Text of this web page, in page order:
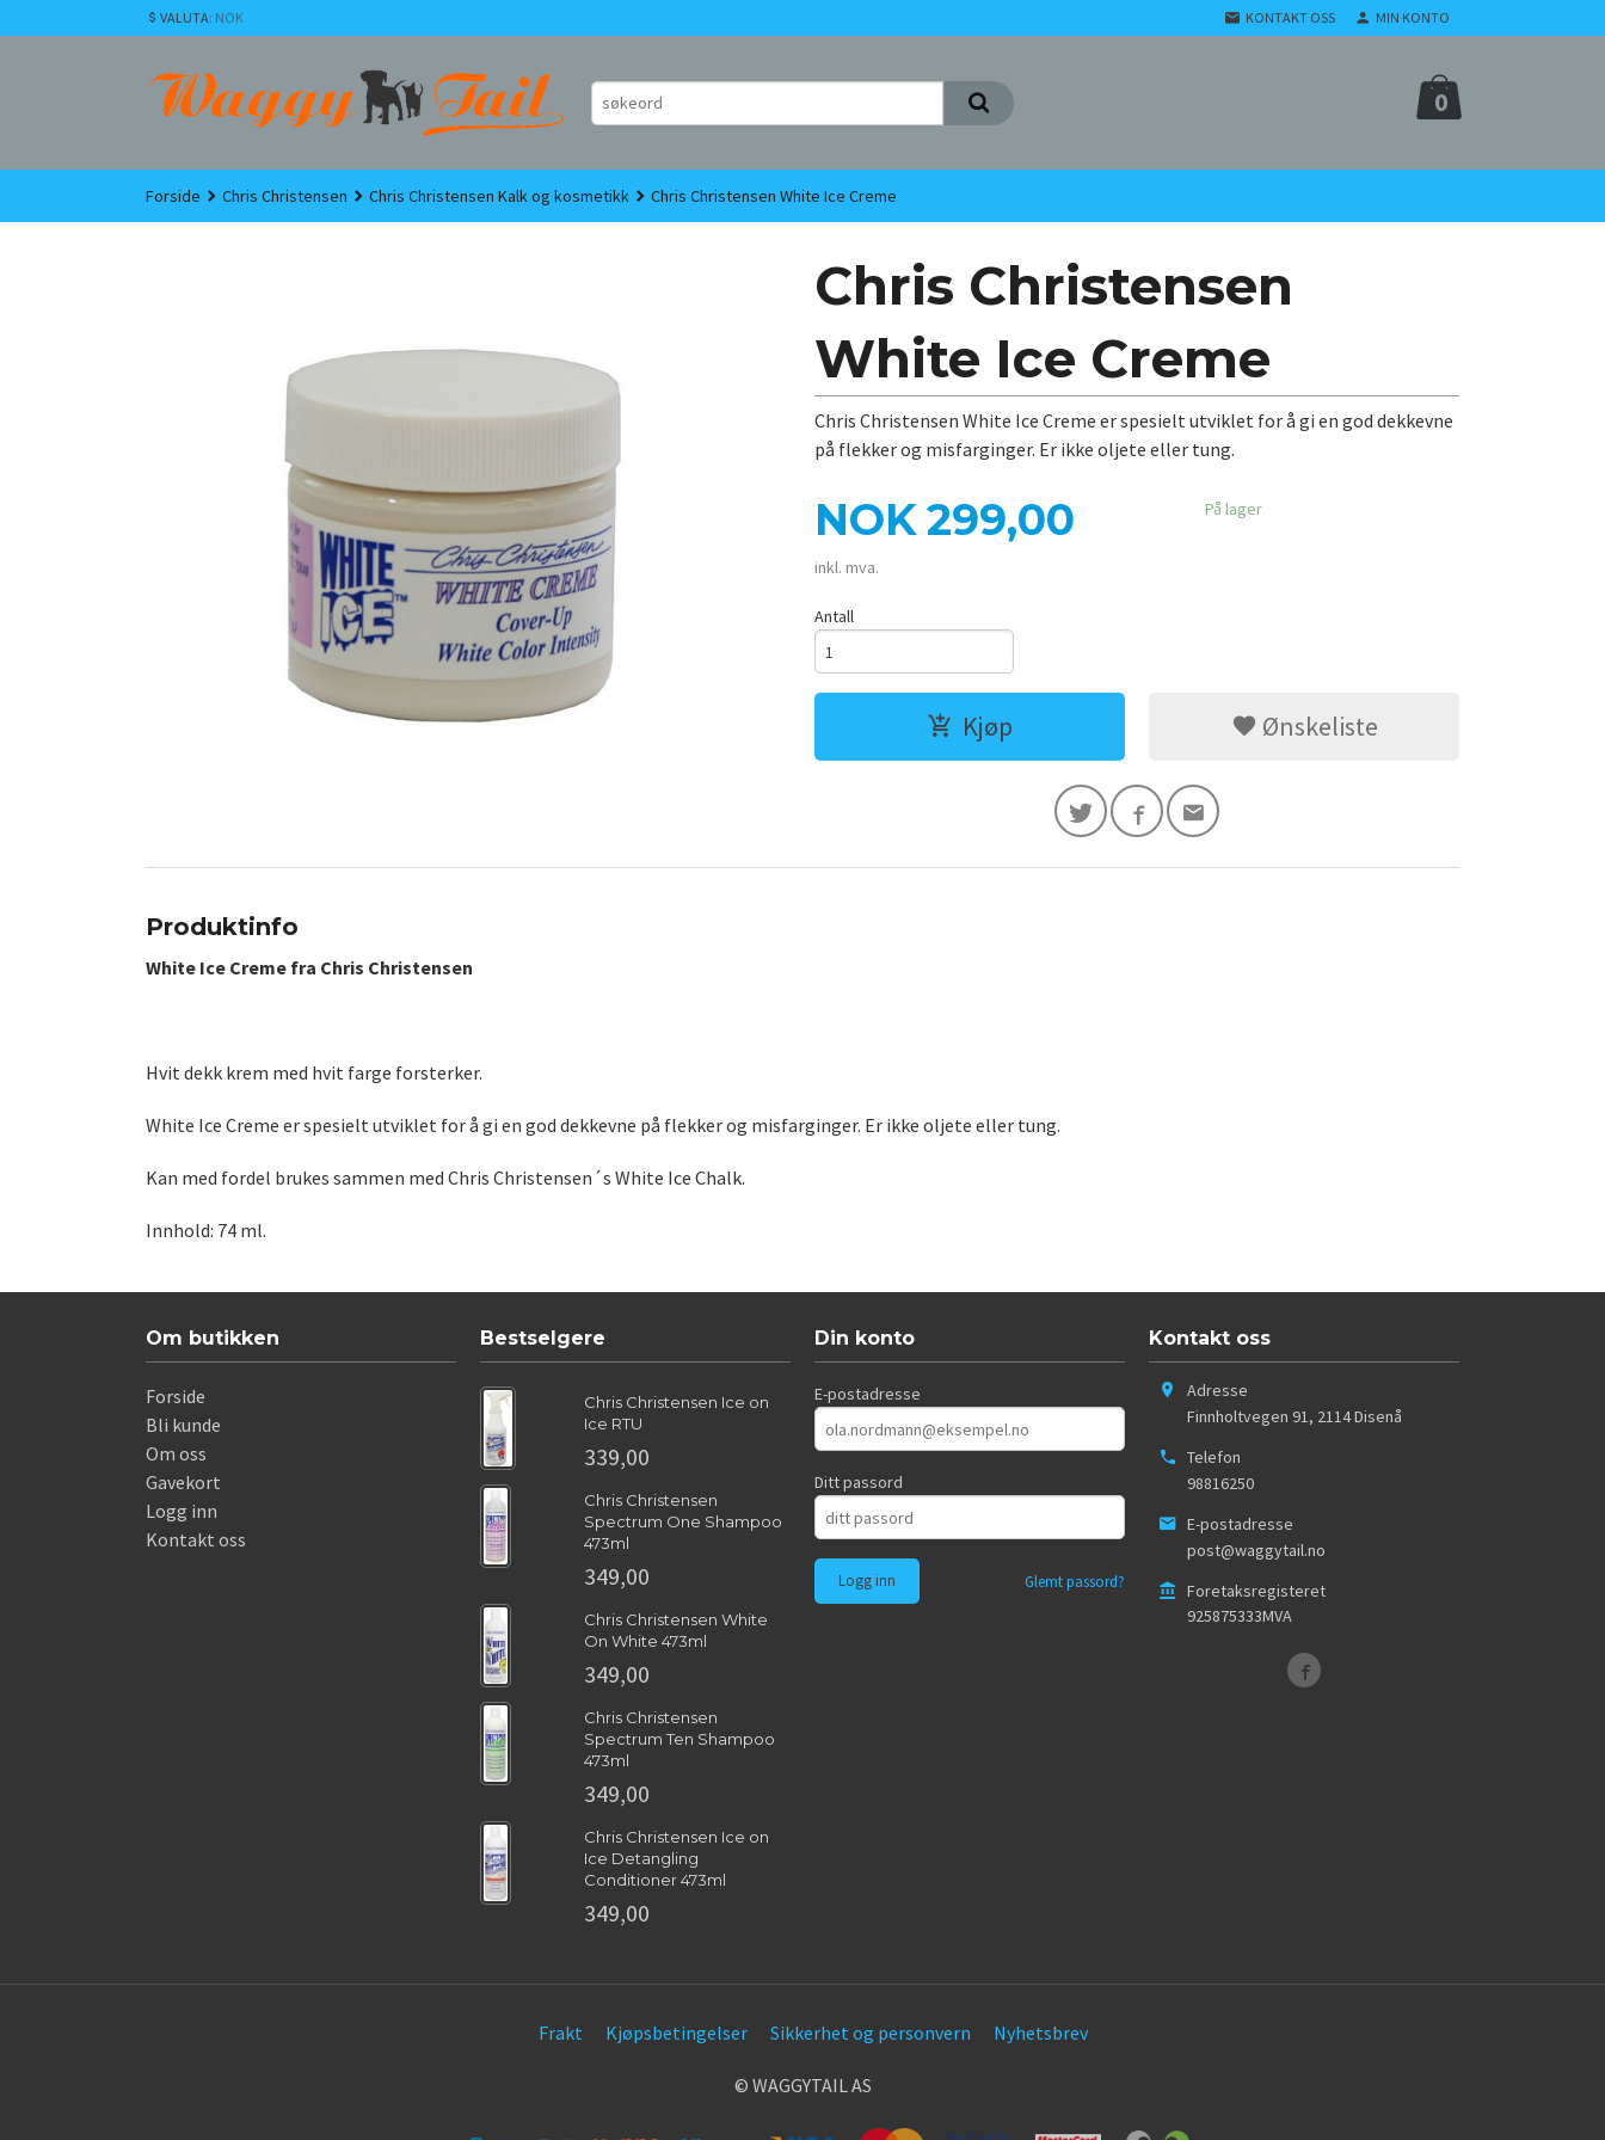
til
VALUTA: NOK KONTAKT OSS MIN KONTO
0
Forside Chris Christensen Chris Christensen Kalk og kosmetikk Chris Christensen White Ice Creme
Chris Christensen
White Ice Creme
Chris Christensen White Ice Creme er spesielt utviklet for å gi en god dekkevne
på flekker og misfarginger. Er ikke oljete eller tung.
Pris
NOK299,00
inkl. mva.
På lager
Antall
Kjøp Ønskeliste
Produktinfo
White Ice Creme fra Chris Christensen
Hvit dekk krem med hvit farge forsterker.
White Ice Creme er spesielt utviklet for å gi en god dekkevne på flekker og misfarginger. Er ikke oljete eller tung.
Kan med fordel brukes sammen med Chris Christensen´s White Ice Chalk.
Innhold: 74 ml.
Om butikken
Forside
Bli kunde
Om oss
Gavekort
Logg inn
Kontakt oss
Bestselgere
Chris Christensen Ice on
Ice RTU
339,00
Chris Christensen
Spectrum One Shampoo
473ml
349,00
Chris Christensen White
On White 473ml
349,00
Chris Christensen
Spectrum Ten Shampoo
473ml
349,00
Chris Christensen Ice on
Ice Detangling
Conditioner 473ml
349,00
Din konto
E-postadresse
Ditt passord
Glemt passord?
Kontakt oss
Adresse
Finnholtvegen 91, 2114Disenå
Telefon
98816250
E-postadresse
post@waggytail.no
Foretaksregisteret
925875333MVA
Frakt Kjøpsbetingelser Sikkerhet og personvern Nyhetsbrev
© WAGGYTAIL AS